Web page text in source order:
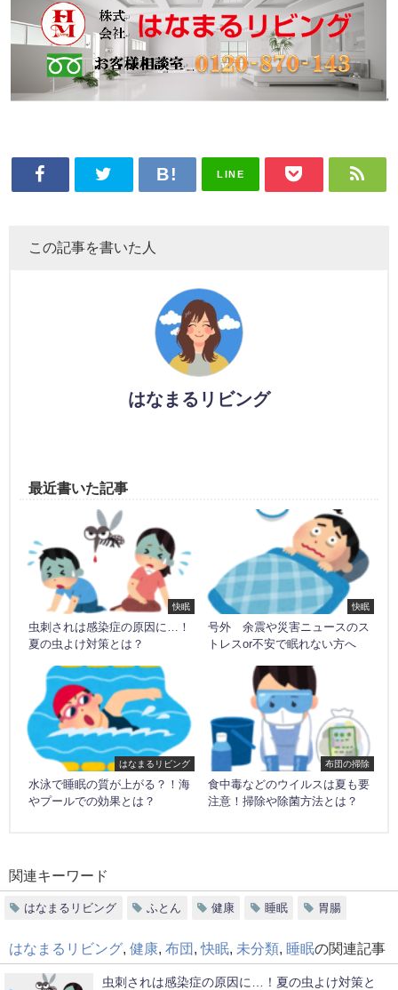
LINE
この記事を書いた人
はなまるリビング
最近書いた記事
快眠
虫刺されは感染症の原因に…！
夏の虫よけ対策とは？
快眠
号外 余震や災害ニュースのス
トレスor不安で眠れない方へ
はなまるリビング
水泳で睡眠の質が上がる？！海
やプールでの効果とは？
布団の掃除
食中毒などのウイルスは夏も要
注意！掃除や除菌方法とは？
関連キーワード
はなまるリビング ふとん 健康 睡眠 胃腸
はなまるリビング 健康 布団 ,快眠 未分類 睡眠の関連記事
虫刺されは感染症の原因に…！夏の虫よけ対策と